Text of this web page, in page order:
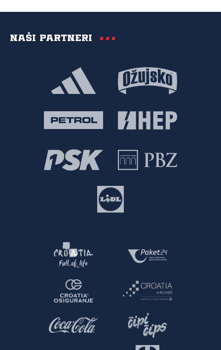
Naši partneri